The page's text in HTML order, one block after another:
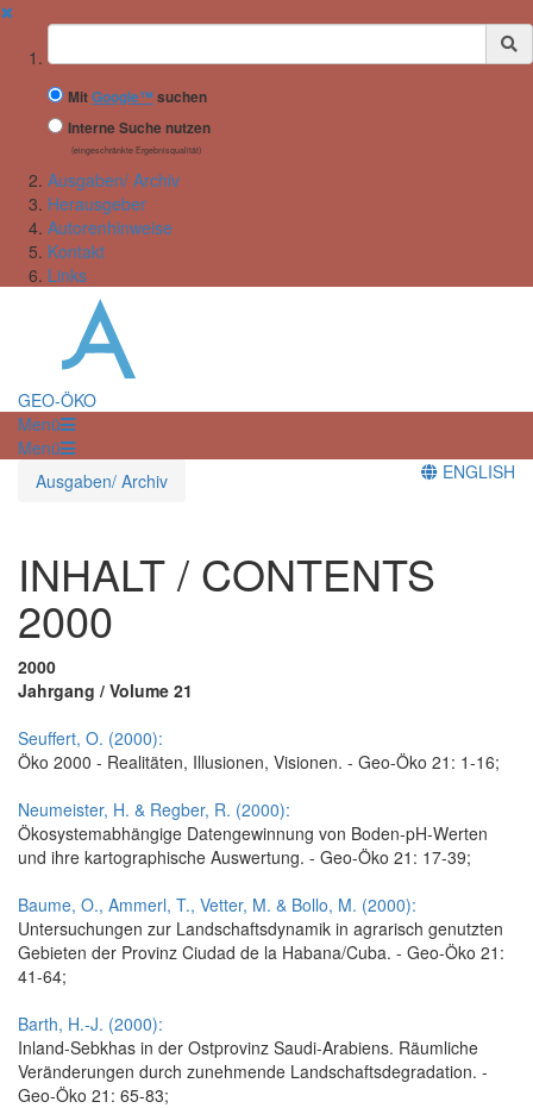
✖
Suchbegriff
MitGoogle™ suchen
Interne Suche nutzen
(eingeschränkte Ergebnisqualität)
Ausgaben/ Archiv
Herausgeber
Autorenhinweise
Kontakt
Links
GEO-ÖKO
Menü
Menü
Ausgaben/ Archiv
ENGLISH
INHALT / CONTENTS
2000
2000
Jahrgang / Volume 21
Seuffert, O. (2000):
Öko 2000 - Realitäten, Illusionen, Visionen. - Geo-Öko 21: 1-16;
Neumeister, H. & Regber, R. (2000):
Ökosystemabhängige Datengewinnung von Boden-pH-Werten
und ihre kartographische Auswertung. - Geo-Öko 21: 17-39;
Baume, O., Ammerl, T., Vetter, M. & Bollo, M. (2000):
Untersuchungen zur Landschaftsdynamik in agrarisch genutzten
Gebieten der Provinz Ciudad de la Habana/Cuba. - Geo-Öko 21:
41-64;
Barth, H.-J. (2000):
Inland-Sebkhas in der Ostprovinz Saudi-Arabiens. Räumliche
Veränderungen durch zunehmende Landschaftsdegradation. -
Geo-Öko 21: 65-83;